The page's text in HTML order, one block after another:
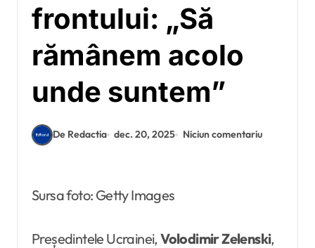
frontului: „Să
rămânem acolo
unde suntem”
De Redactia dec. 20, 2025 Niciun comentariu
Sursa foto: Getty Images
Președintele Ucrainei,Volodimir Zelenski,